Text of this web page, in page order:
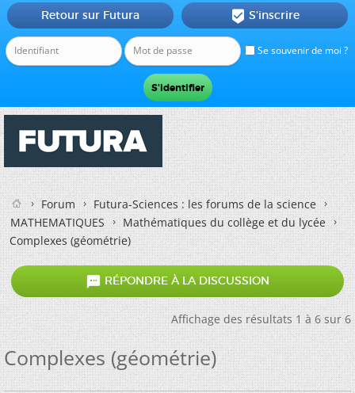
Se souvenir de moi ?
Retour sur Futura  S'inscrire
Forum
Futura-Sciences : les forums de la science
MATHEMATIQUES
Mathématiques du collège et du lycée
Complexes (géométrie)
 RÉPONDRE À LA DISCUSSION
Affichage des résultats 1 à 6 sur 6
Complexes (géométrie)